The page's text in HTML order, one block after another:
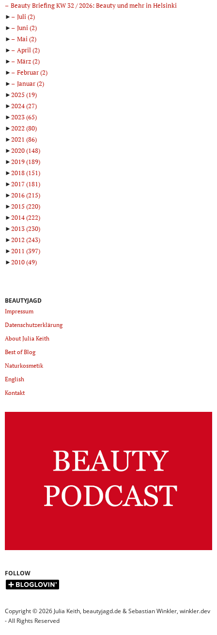
Beauty Briefing KW 32 / 2026: Beauty und mehr in Helsinki
►
Juli(2)
►
Juni(2)
►
Mai(2)
►
April(2)
►
März(2)
►
Februar(2)
►
Januar(2)
►2025 (19)
►2024(27)
►2023(65)
►2022 (80)
►2021 (86)
►2020(148)
►2019(189)
►2018(151)
►2017(181)
►2016(215)
►2015 (220)
►2014(222)
►2013(230)
►2012 (243)
►2011 (397)
►2010(49)
BEAUTYJAGD
Impressum
Datenschutzerklärung
About Julia Keith
Best of Blog
Naturkosmetik
English
Kontakt
FOLLOW
Copyright © 2026 Julia Keith, beautyjagd.de & Sebastian Winkler, winkler.dev
- All Rights Reserved